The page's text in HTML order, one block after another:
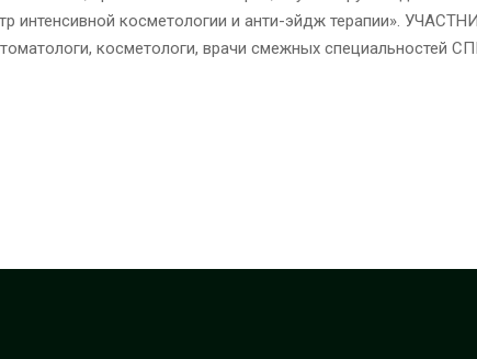
интенсивной косметологии и анти-эйдж терапии».
косметологи, врачи смежных специальностей